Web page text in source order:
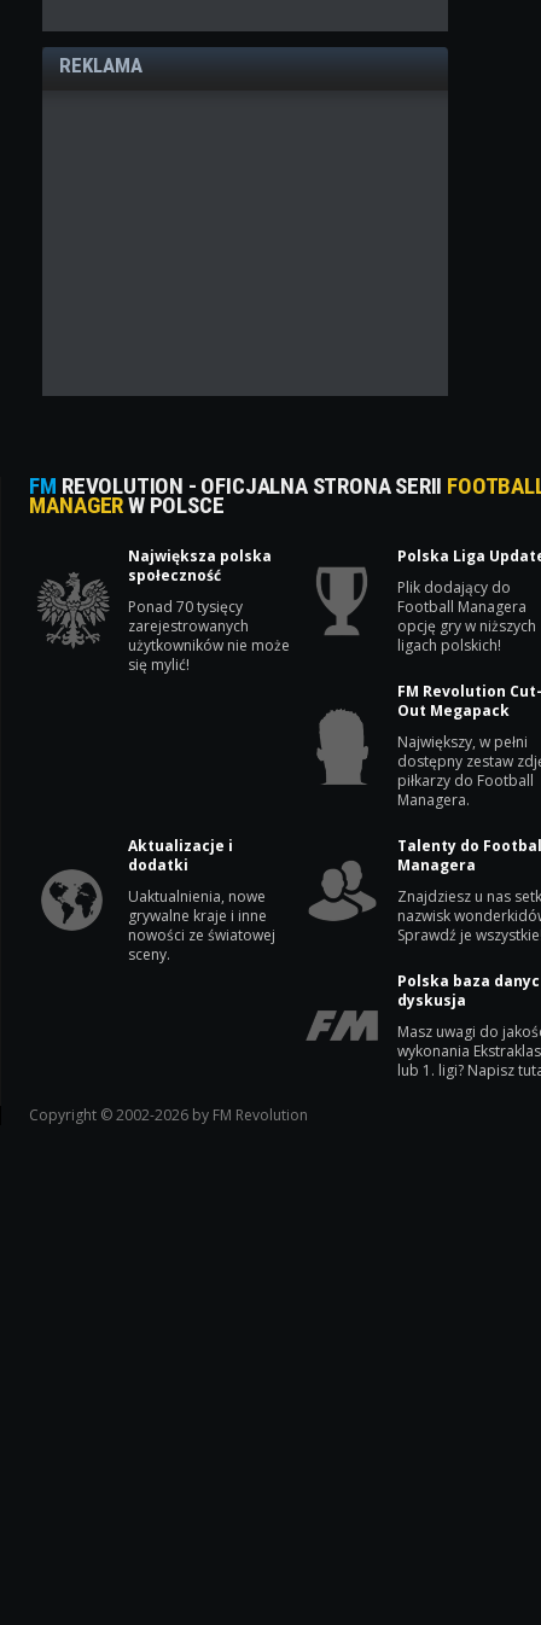
REKLAMA
FM REVOLUTION - OFICJALNA STRONA SERII
MANAGERW POLSCE
Największa polska
społeczność
Ponad 70 tysięcy
zarejestrowanych
użytkowników nie może
się mylić!
Polska Liga
Plik dodający do
Football Managera
opcję gry w niższych
ligach polskich!
FM Revolution
Out Megapack
Największy, w pełni
dostępny zestaw
piłkarzy do Football
Managera.
Aktualizacje i
dodatki
Uaktualnienia, nowe
grywalne kraje i inne
nowości ze światowej
sceny.
Talenty do
Managera
Znajdziesz u nas
nazwisk
Sprawdź je
Polska baza
dyskusja
Masz uwagi do
wykonania
lub 1. ligi? Napisz
Copyright © 2002-2026 by FM Revolution